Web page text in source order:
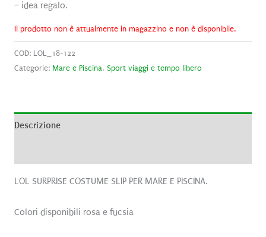
– idea regalo.
Il prodotto non è attualmente in magazzino e non è disponibile.
COD: LOL_18-122
Categorie: Mare e Piscina, Sport viaggi e tempo libero
Descrizione
LOL SURPRISE COSTUME SLIP PER MARE E PISCINA.
Colori disponibili rosa e fucsia